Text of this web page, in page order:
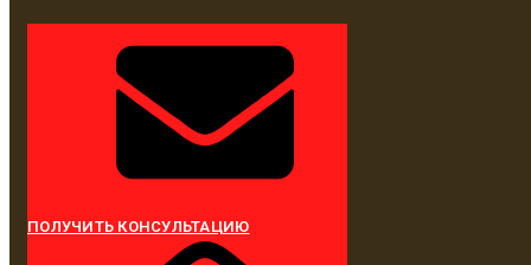
ПОЛУЧИТЬ КОНСУЛЬТАЦИЮ